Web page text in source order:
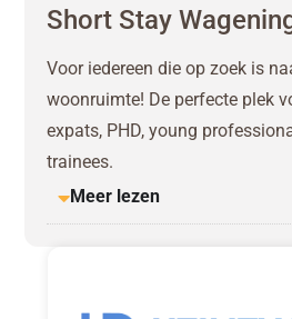
Short Stay
Voor iedereen die op zoek is
woonruimte! De perfecte plek
expats, PHD, young
trainees.
Meer lezen